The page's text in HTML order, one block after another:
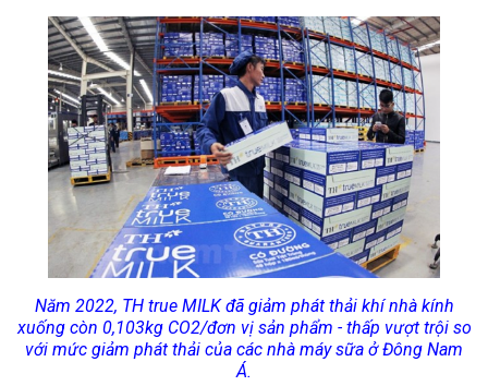
Năm 2022, TH true MILK đã giảm phát thải khí nhà kính
xuống còn 0,103kg CO2/đơn vị sản phẩm - thấp vượt trội so
với mức giảm phát thải của các nhà máy sữa ở Đông Nam
Á.